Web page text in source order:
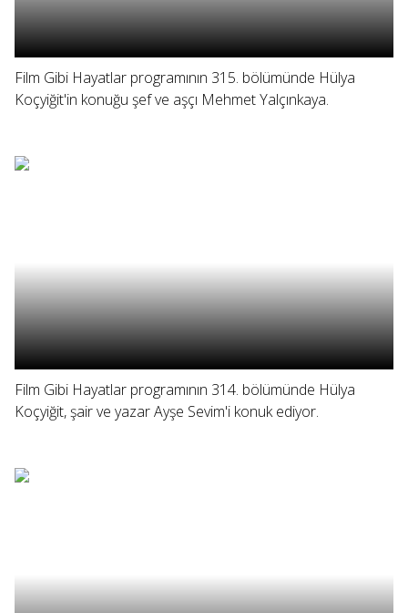
Film Gibi Hayatlar programının 315. bölümünde Hülya
Koçyiğit'in konuğu şef ve aşçı Mehmet Yalçınkaya.
Film Gibi Hayatlar programının 314. bölümünde Hülya
Koçyiğit, şair ve yazar Ayşe Sevim'i konuk ediyor.